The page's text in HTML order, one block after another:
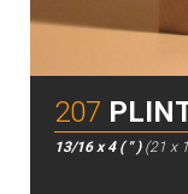
207
13/16 x 4 ( " )(21 x